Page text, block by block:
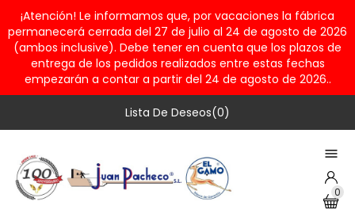
¡Atención! Le informamos que, por vacaciones la fábrica
permanecerá cerrada del 27 de julio al 24 de agosto de 2026
(ambos inclusive). Debe tener en cuenta que los plazos de
entrega de los pedidos realizados entre estas fechas
empezarán a contar a partir del 24 de agosto de 2026..
Lista De Deseos(0)

0